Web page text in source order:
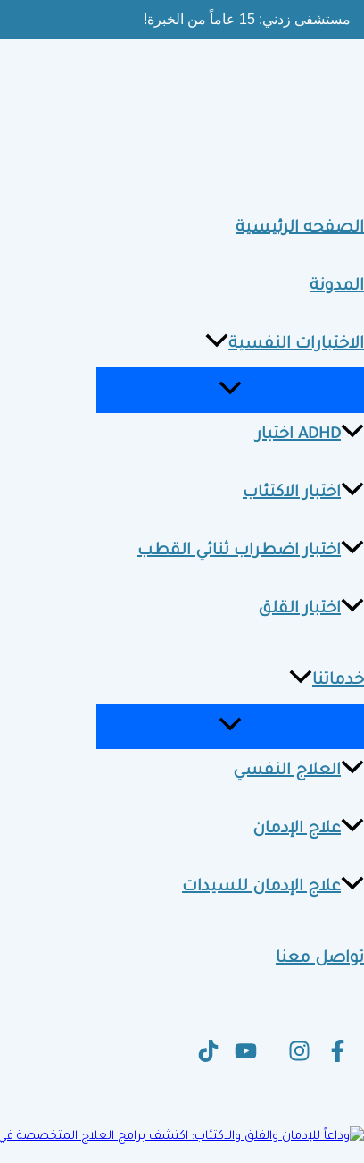
مستشفى زدني: 15 عاماً من الخبرة!
الصفحه الرئيسية
المدونة
الاختبارات النفسية
MENU
TOGGLE
ADHD اختبار
اختبار الاكتئاب
اختبار اضطراب ثنائي القطب
اختبار القلق
خدماتنا
MENU
TOGGLE
العلاج النفسي
علاج الإدمان
علاج الإدمان للسيدات
تواصل معنا